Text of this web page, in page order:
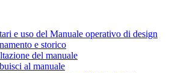
e uso del Manuale operativo di design
e storico
del manuale
al manuale